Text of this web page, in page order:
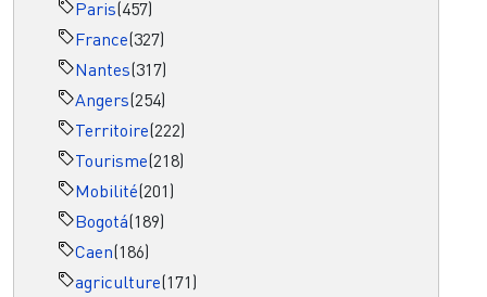
Paris(457)
France(327)
Nantes(317)
Angers(254)
Territoire(222)
Tourisme(218)
Mobilité(201)
Bogotá(189)
Caen(186)
agriculture(171)